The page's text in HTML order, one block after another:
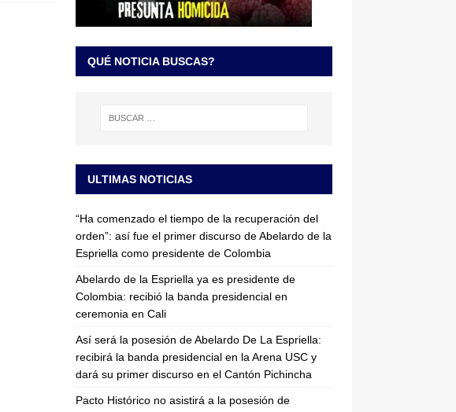
QUÉ NOTICIA BUSCAS?
ULTIMAS NOTICIAS
“Ha comenzado el tiempo de la recuperación del
orden”: así fue el primer discurso de Abelardo de la
Espriella como presidente de Colombia
Abelardo de la Espriella ya es presidente de
Colombia: recibió la banda presidencial en
ceremonia en Cali
Así será la posesión de Abelardo De La Espriella:
recibirá la banda presidencial en la Arena USC y
dará su primer discurso en el Cantón Pichincha
Pacto Histórico no asistirá a la posesión de